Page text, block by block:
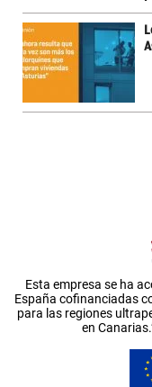
Esta empresa se ha
España cofinanciadas
para las regiones
en